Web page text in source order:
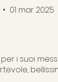
• 01 mar 2025
su 5.
per i suoi